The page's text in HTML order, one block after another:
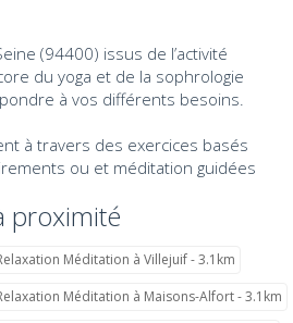
(94400) issus de l’activité
du yoga et de la sophrologie
à vos différents besoins.
à travers des exercices basés
ou et méditation guidées
proximité
Méditation à Villejuif - 3.1km
Méditation à Maisons-Alfort - 3.1km